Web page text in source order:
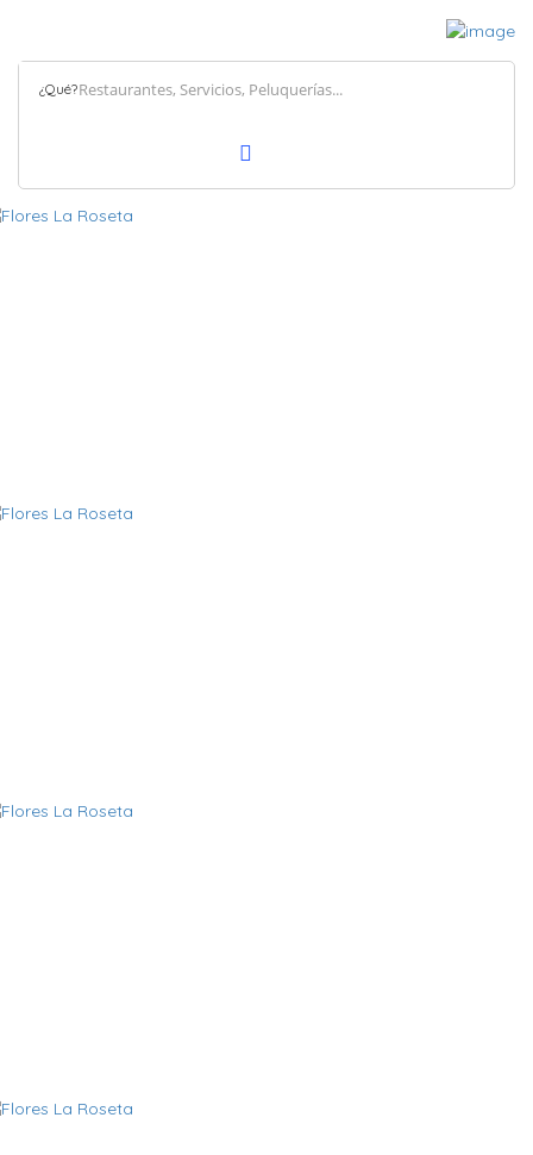
¿Qué?